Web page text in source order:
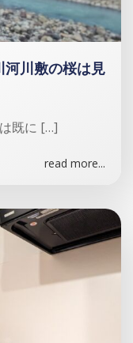
河川敷の桜は見
既に […]
read more...